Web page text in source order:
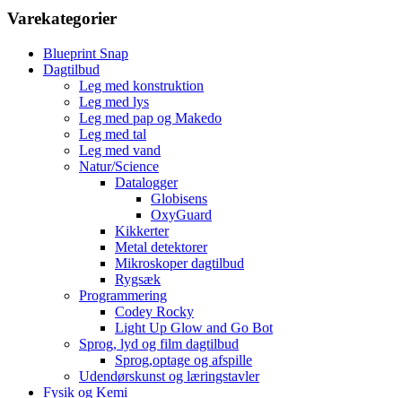
Varekategorier
Blueprint Snap
Dagtilbud
Leg med konstruktion
Leg med lys
Leg med pap og Makedo
Leg med tal
Leg med vand
Natur/Science
Datalogger
Globisens
OxyGuard
Kikkerter
Metal detektorer
Mikroskoper dagtilbud
Rygsæk
Programmering
Codey Rocky
Light Up Glow and Go Bot
Sprog, lyd og film dagtilbud
Sprog,optage og afspille
Udendørskunst og læringstavler
Fysik og Kemi